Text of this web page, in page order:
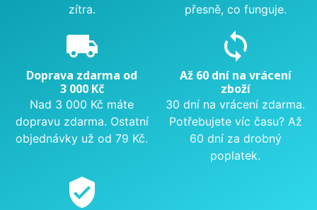
zítra.
přesně, co funguje.
local_shipping
Doprava zdarma od
3 000 Kč
Nad 3 000 Kč máte
dopravu zdarma. Ostatní
objednávky už od 79 Kč.
sync
Až 60 dní na vrácení
zboží
30 dní na vrácení zdarma.
Potřebujete víc času? Až
60 dní za drobný
poplatek.
verified_user